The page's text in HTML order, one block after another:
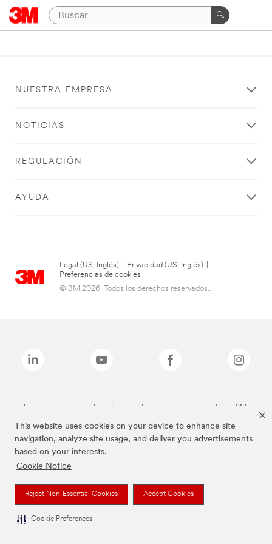
This website uses cookies on your device to enhance site
navigation, analyze site usage, and deliver you advertisements
based on your interests.
Cookie Notice
Reject Non-Essential Cookies Accept Cookies
Cookie Preferences
NUESTRA EMPRESA
NOTICIAS
REGULACIÓN
AYUDA
Legal (US, Inglés) Privacidad (US, Inglés)
Preferencias de cookies
© 3M 2026. Todos los derechos reservados..
Las marcas mencionadas anteriormente son marcas comerciales de 3M.